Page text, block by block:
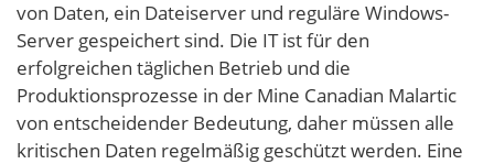
von Daten, ein Dateiserver und reguläre Windows-
Server gespeichert sind. Die IT ist für den
erfolgreichen täglichen Betrieb und die
Produktionsprozesse in der Mine Canadian Malartic
von entscheidender Bedeutung, daher müssen alle
kritischen Daten regelmäßig geschützt werden. Eine